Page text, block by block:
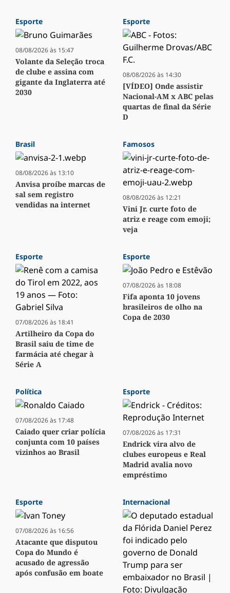
Esporte
08/08/2026 às 15:47
Volante da Seleção troca
de clube e assina com
gigante da Inglaterra até
2030
Esporte
08/08/2026 às 14:30
[VÍDEO] Onde assistir
Nacional-AM x ABC pelas
quartas de final da Série
D
Brasil
08/08/2026 às 13:10
Anvisa proíbe marcas de
sal sem registro
vendidas na internet
Famosos
08/08/2026 às 12:21
Vini Jr. curte foto de
atriz e reage com emoji;
veja
Esporte
07/08/2026 às 18:41
Artilheiro da Copa do
Brasil saiu de time de
farmácia até chegar à
Série A
Esporte
07/08/2026 às 18:08
Fifa aponta 10 jovens
brasileiros de olho na
Copa de 2030
Política
07/08/2026 às 17:48
Caiado quer criar polícia
conjunta com 10 países
vizinhos ao Brasil
Esporte
07/08/2026 às 17:31
Endrick vira alvo de
clubes europeus e Real
Madrid avalia novo
empréstimo
Esporte
07/08/2026 às 16:56
Atacante que disputou
Copa do Mundo é
acusado de agressão
após confusão em boate
Internacional